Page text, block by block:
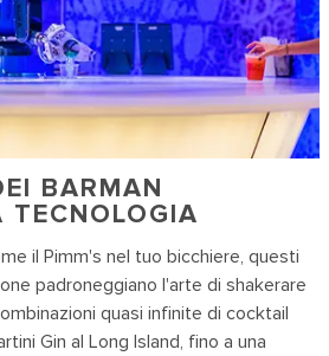
BARMAN
TECNOLOGIA
il Pimm's nel tuo bicchiere, questi
padroneggiano l'arte di shakerare
quasi infinite di cocktail
Gin al Long Island, fino a una